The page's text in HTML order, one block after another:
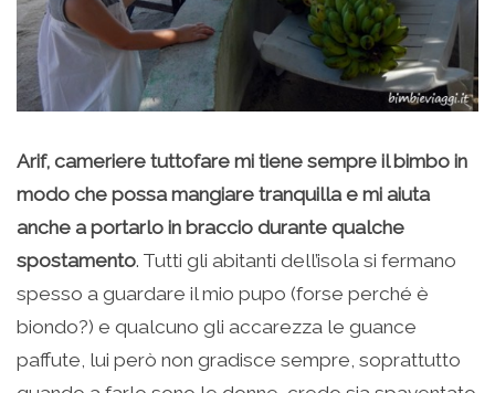
Arif, cameriere tuttofare mi tiene sempre il bimbo in
modo che possa mangiare tranquilla e mi aiuta
anche a portarlo in braccio durante qualche
spostamento. Tutti gli abitanti dell’isola si fermano
spesso a guardare il mio pupo (forse perché è
biondo?) e qualcuno gli accarezza le guance
paffute, lui però non gradisce sempre, soprattutto